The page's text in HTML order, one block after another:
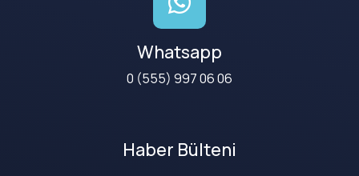
Whatsapp
0 (555) 997 06 06
Haber Bülteni